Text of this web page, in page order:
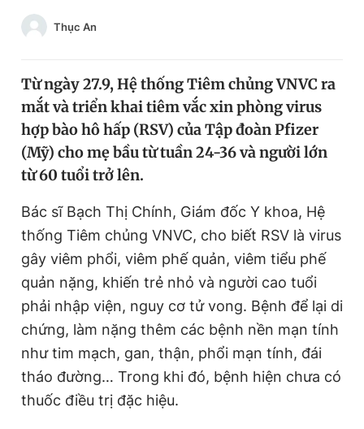
Chào ngày mới
Video Magazine
Sản phẩm khác
Tiện ích Bạn cần biết
Thông tin tòa soạn Liên hệ quảng cáo
Đọc Thanh Niên trên điện thoại
Thục An
Từ ngày 27.9, Hệ thốngTiêm chủng VNVC ra
mắt và triển khai tiêm vắc xin phòng virus
hợp bào hô hấp (RSV) của Tập đoàn Pfizer
(Mỹ) cho mẹ bầu từ tuần 24-36 và người lớn
từ 60 tuổi trở lên.
Bác sĩ Bạch Thị Chính, Giám đốc Y khoa, Hệ
thống Tiêm chủng VNVC, cho biết RSV là virus
gây viêm phổi, viêm phế quản, viêm tiểu phế
quản nặng, khiến trẻ nhỏ và người cao tuổi
phải nhập viện, nguy cơ tử vong. Bệnh để lại di
chứng, làm nặng thêm các bệnh nền mạn tính
như tim mạch, gan, thận, phổi mạn tính, đái
tháo đường… Trong khi đó, bệnh hiện chưa có
thuốc điều trị đặc hiệu.